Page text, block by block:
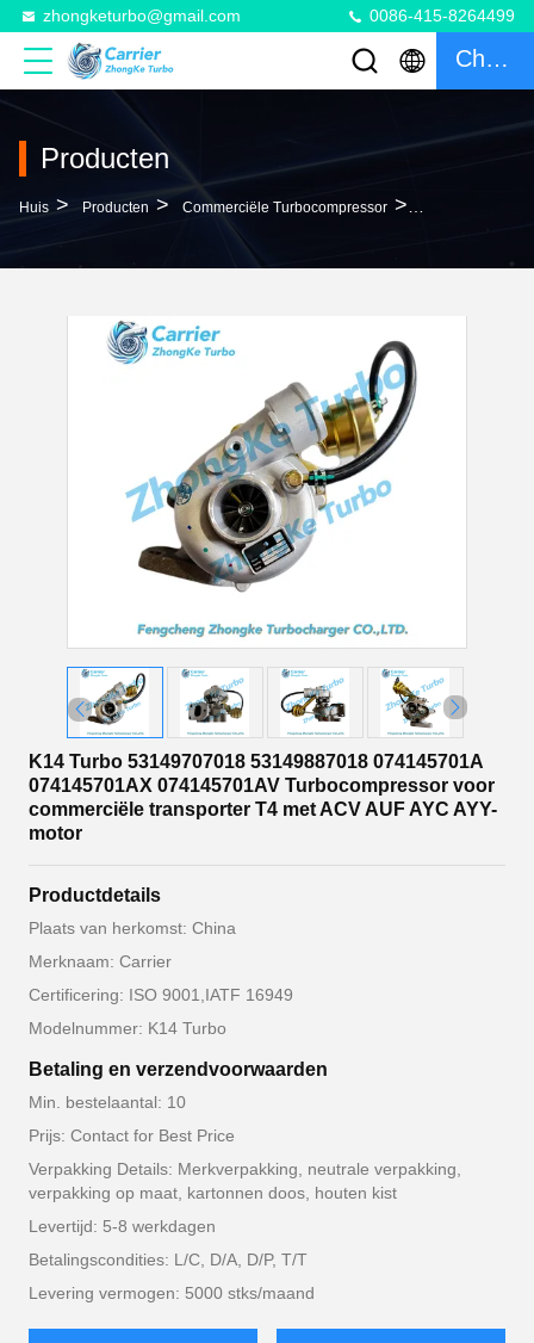
zhongketurbo@gmail.com 0086-415-8264499
Chatten
Producten
Huis > Producten > Commerciële Turbocompressor >
K14 Turbo 53149707018 53149887018 074145701A
074145701AX 074145701AV Turbocompressor voor
commerciële transporter T4 met ACV AUF AYC AYY-
motor
Productdetails
Plaats van herkomst: China
Merknaam: Carrier
Certificering: ISO 9001,IATF 16949
Modelnummer: K14 Turbo
Betaling en verzendvoorwaarden
Min. bestelaantal: 10
Prijs: Contact for Best Price
Verpakking Details: Merkverpakking, neutrale verpakking,
verpakking op maat, kartonnen doos, houten kist
Levertijd: 5-8 werkdagen
Betalingscondities: L/C, D/A, D/P, T/T
Levering vermogen: 5000 stks/maand